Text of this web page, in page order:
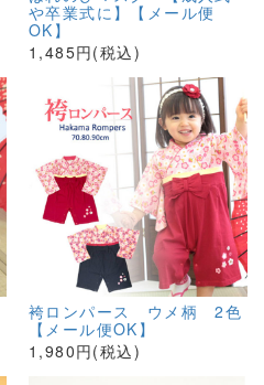
や卒業式に】【メール便
OK】
1,485円(税込)
袴ロンパース ウメ柄 2色
【メール便OK】
1,980円(税込)